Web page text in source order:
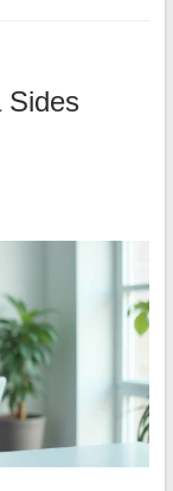
Sides